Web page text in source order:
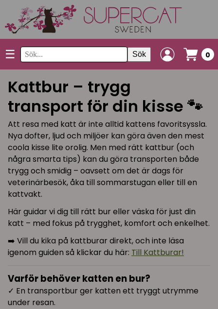
☰ Sök 0
Kattbur – trygg
transport för din kisse 🐾
Att resa med katt är inte alltid kattens favoritsyssla.
Nya dofter, ljud och miljöer kan göra även den mest
coola kisse lite orolig. Men med rätt kattbur (och
några smarta tips) kan du göra transporten både
trygg och smidig – oavsett om det är dags för
veterinärbesök, åka till sommarstugan eller till en
kattvakt.
Här guidar vi dig till rätt bur eller väska för just din
katt – med fokus på trygghet, komfort och enkelhet.
➡️ Vill du kika på kattburar direkt, och inte läsa
igenom guiden så klickar du här: Till Kattburar!
Varför behöver katten en bur?
✓ En transportbur ger katten ett tryggt utrymme
under resan.